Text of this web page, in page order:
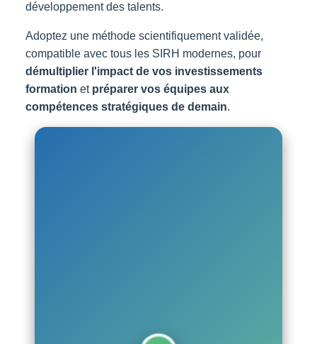
développement des talents.
Adoptez une méthode scientifiquement validée,
compatible avec tous les SIRH modernes, pour
démultiplier l'impact de vos investissements
formation et préparer vos équipes aux
compétences stratégiques de demain.